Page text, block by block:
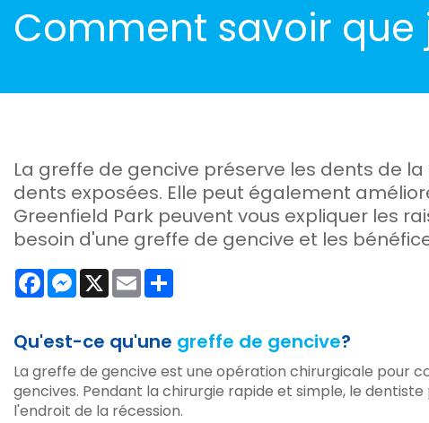
Comment savoir que
La greffe de gencive préserve les dents de
dents exposées. Elle peut également
Greenfield Park peuvent vous expliquer les
besoin d'une greffe de gencive et les
FacebookMessenger
X Email
Qu'est-ce qu'une greffe de gencive?
La greffe de gencive est une opération chirurgicale pour
gencives. Pendant la chirurgie rapide et simple, le
l'endroit de la récession.